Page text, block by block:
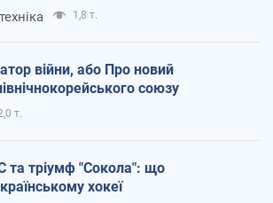
1,8 т.
війни, або Про новий
союзу
т.
та тріумф "Сокола": що
хокеї